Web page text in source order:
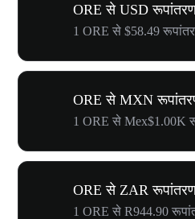
ORE से USD
1 ORE से $58.49
ORE से MXN
1 ORE से Mex$1.00K
ORE से ZAR
1 ORE से R944.90